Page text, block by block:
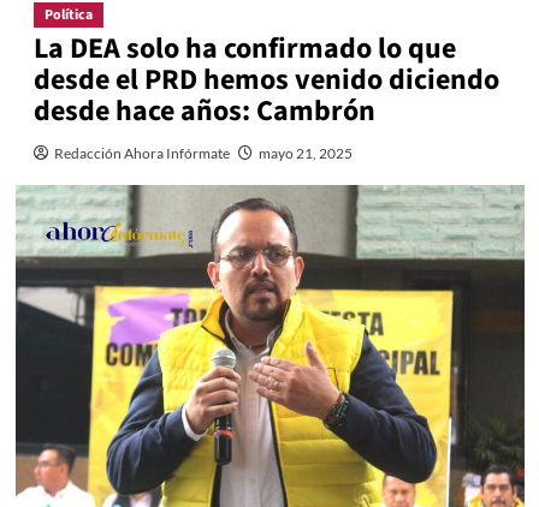
Política
La DEA solo ha confirmado lo que
desde el PRD hemos venido diciendo
desde hace años: Cambrón
Redacción Ahora Infórmate mayo 21, 2025